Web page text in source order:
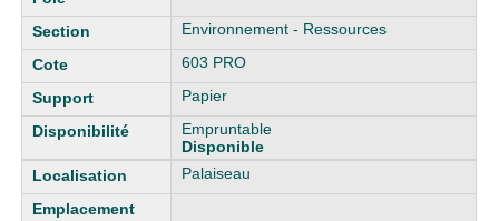
Environnement - Ressources
603 PRO
Papier
Empruntable
Disponible
Palaiseau